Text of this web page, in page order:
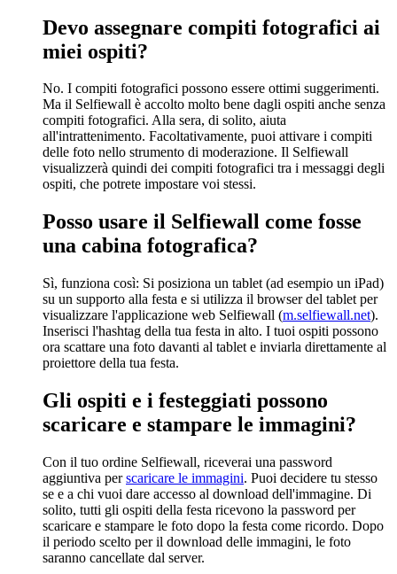
Devo assegnare compiti fotografici ai
miei ospiti?
No. I compiti fotografici possono essere ottimi suggerimenti.
Ma il Selfiewall è accolto molto bene dagli ospiti anche senza
compiti fotografici. Alla sera, di solito, aiuta
all'intrattenimento. Facoltativamente, puoi attivare i compiti
delle foto nello strumento di moderazione. Il Selfiewall
visualizzerà quindi dei compiti fotografici tra i messaggi degli
ospiti, che potrete impostare voi stessi.
Posso usare il Selfiewall come fosse
una cabina fotografica?
Sì, funziona così: Si posiziona un tablet (ad esempio un iPad)
su un supporto alla festa e si utilizza il browser del tablet per
visualizzare l'applicazione web Selfiewall (m.selfiewall.net).
Inserisci l'hashtag della tua festa in alto. I tuoi ospiti possono
ora scattare una foto davanti al tablet e inviarla direttamente al
proiettore della tua festa.
Gli ospiti e i festeggiati possono
scaricare e stampare le immagini?
Con il tuo ordine Selfiewall, riceverai una password
aggiuntiva perscaricare le immagini. Puoi decidere tu stesso
se e a chi vuoi dare accesso al download dell'immagine. Di
solito, tutti gli ospiti della festa ricevono la password per
scaricare e stampare le foto dopo la festa come ricordo. Dopo
il periodo scelto per il download delle immagini, le foto
saranno cancellate dal server.